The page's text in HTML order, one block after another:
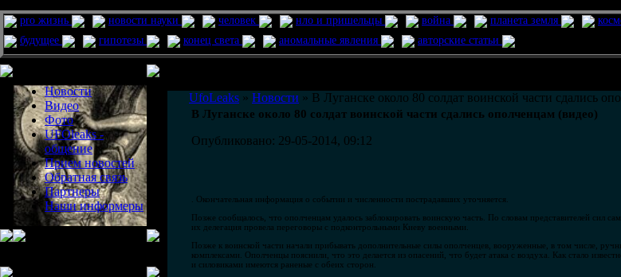
pro жизнь новости науки человек нло и пришельцы война планета земля
будущее
гипотезы конец света аномальные явления авторские статьи
Новости
Видео
Фото
UFOleaks -
общение
Прием новостей
Обратная связь
Партнеры
Наши информеры
UfoLeaks » Новости » В Луганске около 80 солдат воинской части сдались
В Луганске около 80 солдат воинской части сдались ополченцам (видео)
Опубликовано: 29-05-2014, 09:12
. Окончательная информация о событии и численности пострадавших уточняется.
Позже сообщалось, что ополченцам удалось заблокировать воинскую часть. По словам представителей сил
их делегация провела переговоры с подконтрольными Киеву военными.
Позже к воинской части начали прибывать дополнительные силы ополченцев, вооруженные, в том числе,
комплексами. Ополченцы пояснили, что это делается из опасений, что будет атака с воздуха. Как стало
и силовиками имеются раненые с обеих сторон.